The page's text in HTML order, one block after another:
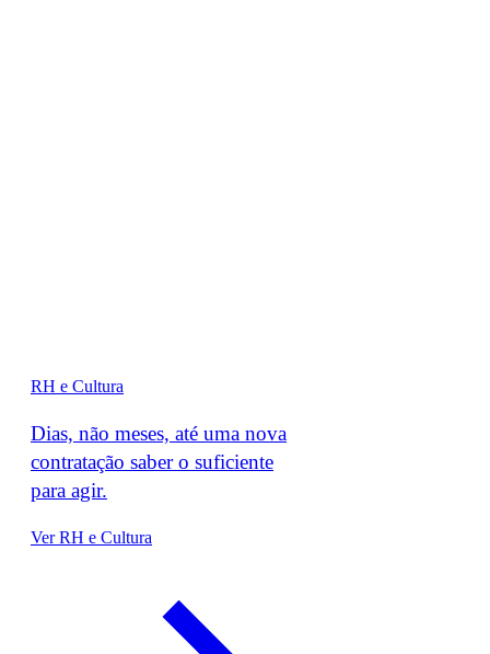
RH e Cultura
Dias, não meses, até uma nova
contratação saber o suficiente
para agir.
Ver RH e Cultura